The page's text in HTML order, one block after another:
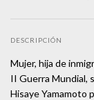
DESCRIPCIÓN
Mujer, hija de
II Guerra Mundial,
Hisaye Yamamoto